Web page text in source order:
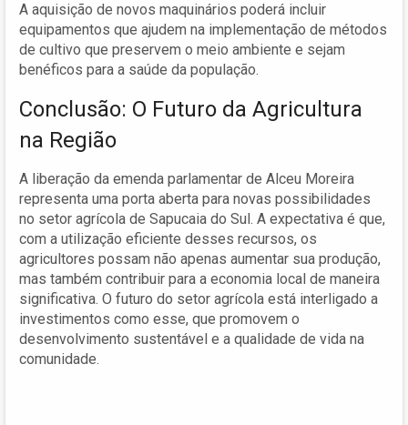
A aquisição de novos maquinários poderá incluir
equipamentos que ajudem na implementação de métodos
de cultivo que preservem o meio ambiente e sejam
benéficos para a saúde da população.
Conclusão: O Futuro da Agricultura
na Região
A liberação da emenda parlamentar de Alceu Moreira
representa uma porta aberta para novas possibilidades
no setor agrícola de Sapucaia do Sul. A expectativa é que,
com a utilização eficiente desses recursos, os
agricultores possam não apenas aumentar sua produção,
mas também contribuir para a economia local de maneira
significativa. O futuro do setor agrícola está interligado a
investimentos como esse, que promovem o
desenvolvimento sustentável e a qualidade de vida na
comunidade.